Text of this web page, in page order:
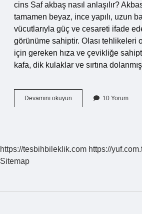
cins Saf akbaş nasıl anlaşılır?
tamamen beyaz, ince yapılı, uzun
vücutlarıyla güç ve cesareti ifade
görünüme sahiptir. Olası tehlikeleri
için gereken hıza ve çevikliğe
kafa, dik kulaklar ve sırtına
Devamını okuyun
Köpeği
10 Yorum
https://tesbihbileklik.com https://
Sitemap